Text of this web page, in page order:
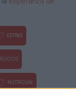
ESTRéS
NUTRICIóN